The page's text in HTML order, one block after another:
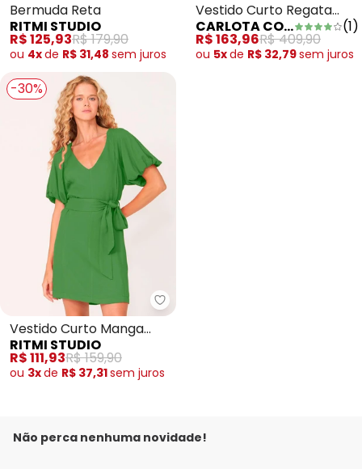
Bermuda Reta
RITMI STUDIO
R$ 125,93R$ 179,90
ou 4xde R$ 31,48 sem juros
Vestido Curto Regata
Bege
CARLOTA COSTA (1)
R$ 163,96R$ 409,90
ou 5xde R$ 32,79sem juros
-30%
Ritmi Studio - Vestido Curto
Vestido Curto Manga
Bufante
RITMI STUDIO
R$ 111,93R$ 159,90
ou 3xde R$ 37,31sem juros
Não perca nenhuma novidade!